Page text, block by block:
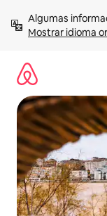
para
Mostrar idioma